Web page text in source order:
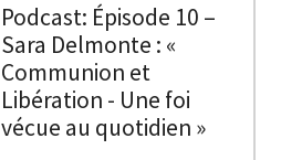
Podcast: Épisode 10 –
Sara Delmonte : «
Communion et
Libération - Une foi
vécue au quotidien »